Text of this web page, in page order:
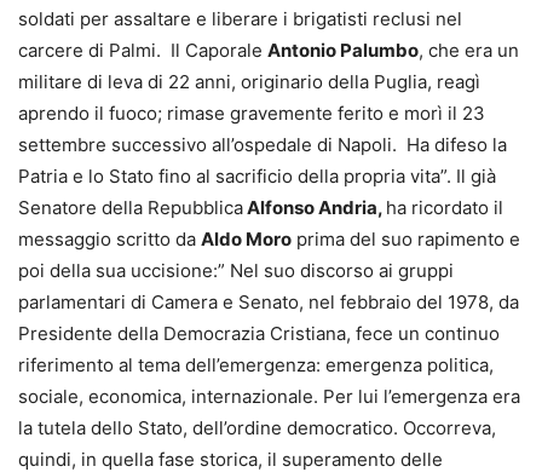
soldati per assaltare e liberare i brigatisti reclusi nel
carcere di Palmi. Il Caporale Antonio Palumbo, che era un
militare di leva di 22 anni, originario della Puglia, reagì
aprendo il fuoco; rimase gravemente ferito e morì il 23
settembre successivo all’ospedale di Napoli. Ha difeso la
Patria e lo Stato fino al sacrificio della propria vita”. Il già
Senatore della RepubblicaAlfonso Andria, ha ricordato il
messaggio scritto da Aldo Moro prima del suo rapimento e
poi della sua uccisione:” Nel suo discorso ai gruppi
parlamentari di Camera e Senato, nel febbraio del 1978, da
Presidente della Democrazia Cristiana, fece un continuo
riferimento al tema dell’emergenza: emergenza politica,
sociale, economica, internazionale. Per lui l’emergenza era
la tutela dello Stato, dell’ordine democratico. Occorreva,
quindi, in quella fase storica, il superamento delle